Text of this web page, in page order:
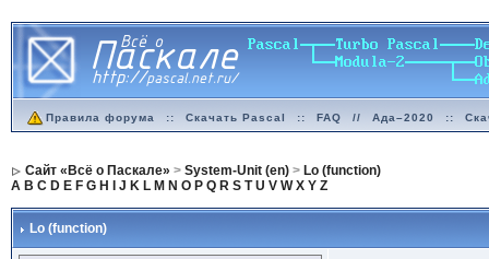
Правила форума :: Скачать Pascal :: FAQ // Ада–2020 ::
Сайт «Всё о Паскале» > System-Unit (en)> Lo (function)
A B C D E F G H J K L M N O P Q R S T U V W X Y Z
Lo (function)